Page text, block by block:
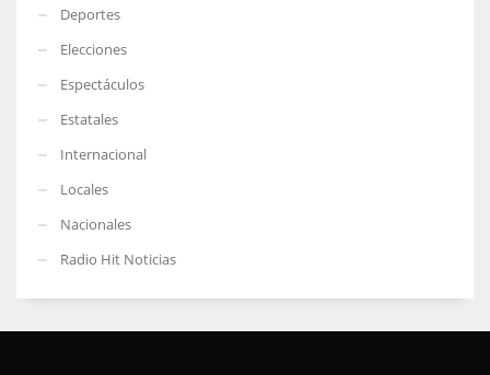
Deportes
Elecciones
Espectáculos
Estatales
Internacional
Locales
Nacionales
Radio Hit Noticias